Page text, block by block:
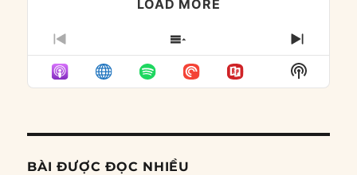
LOAD MORE
PREVIOUS
EPISODE
SHOW
EPISODES
LIST
NEXT
Show
Podcast
BÀI ĐƯỢC ĐỌC NHIỀU